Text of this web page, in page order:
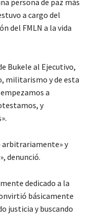
persona de paz más
a cargo del
del FMLN a la vida
Bukele al Ejecutivo,
militarismo y de esta
a
y
arbitrariamente» y
denunció.
dedicado a la
básicamente
justicia y buscando